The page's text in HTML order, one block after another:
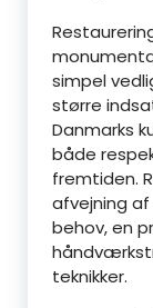
simpel
større
Danmarks
både
fremtiden.
afvejning
behov, en
teknikker.